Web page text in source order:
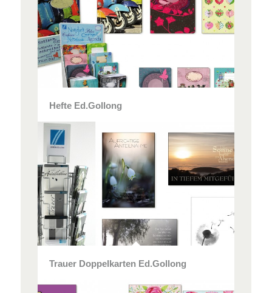
Hefte Ed.Gollong
Trauer Doppelkarten Ed.Gollong